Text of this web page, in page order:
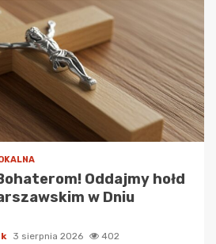
Oddajmy hołd
w Dniu
3 sierpnia 2026 402